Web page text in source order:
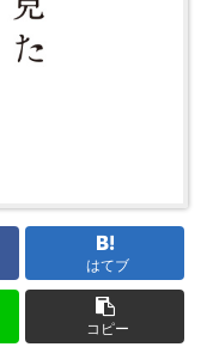
はてブ
コピー